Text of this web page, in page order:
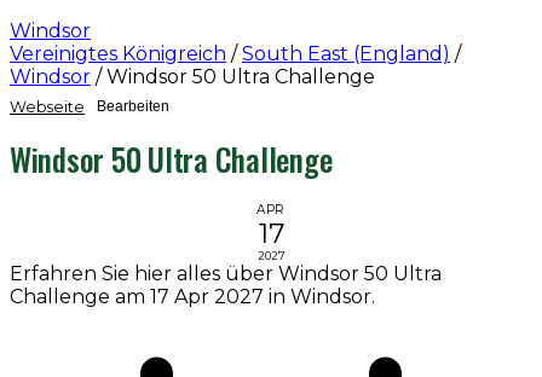
Windsor
Vereinigtes Königreich / South East (England) /
Windsor / Windsor 50 Ultra Challenge
Webseite Bearbeiten
Windsor 50 Ultra Challenge
APR
17
2027
Erfahren Sie hier alles über Windsor 50 Ultra
Challenge am 17 Apr 2027 in Windsor.